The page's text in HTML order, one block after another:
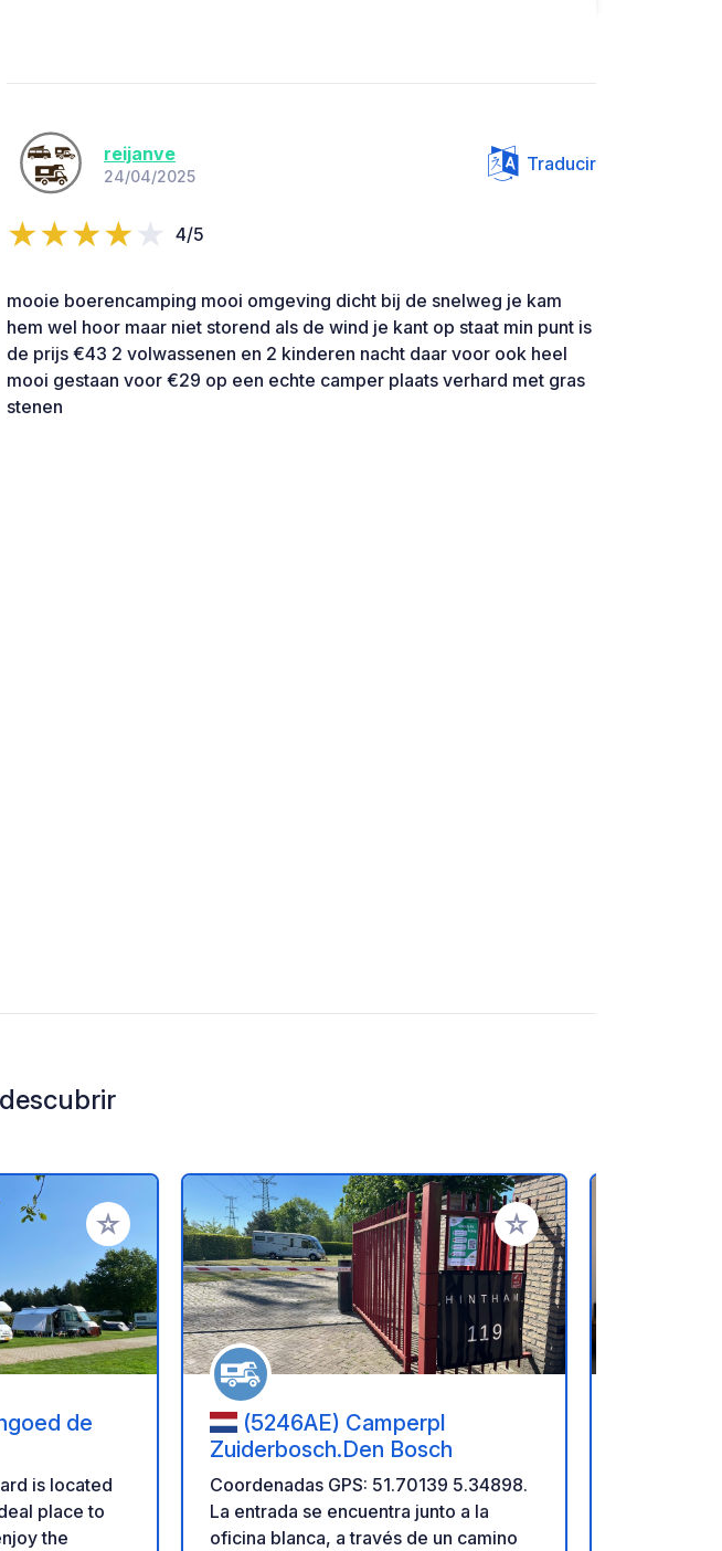
reijanve
24/04/2025
Traducir
4/5
mooie boerencamping mooi omgeving dicht bij de snelweg je kam
hem wel hoor maar niet storend als de wind je kant op staat min punt is
de prijs €43 2 volwassenen en 2 kinderen nacht daar voor ook heel
mooi gestaan voor €29 op een echte camper plaats verhard met gras
stenen
Añadir a tus favoritos
de
is located
place to
the
Añadir a tus favoritos
(5246AE) Camperpl
Zuiderbosch.Den Bosch
Coordenadas GPS: 51.70139 5.34898.
La entrada se encuentra junto a la
oficina blanca, a través de un camino